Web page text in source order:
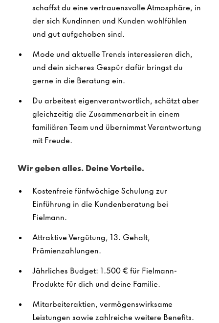
schaffst du eine vertrauensvolle Atmosphäre, in
der sich Kundinnen und Kunden wohlfühlen
und gut aufgehoben sind.
Mode und aktuelle Trends interessieren dich,
und dein sicheres Gespür dafür bringst du
gerne in die Beratung ein.
Du arbeitest eigenverantwortlich, schätzt aber
gleichzeitig die Zusammenarbeit in einem
familiären Team und übernimmst Verantwortung
mit Freude.
Wir geben alles. Deine Vorteile.
Kostenfreie fünfwöchige Schulung zur
Einführung in die Kundenberatung bei
Fielmann.
Attraktive Vergütung, 13. Gehalt,
Prämienzahlungen.
Jährliches Budget: 1.500 € für Fielmann-
Produkte für dich und deine Familie.
Mitarbeiteraktien, vermögenswirksame
Leistungen sowie zahlreiche weitere Benefits.